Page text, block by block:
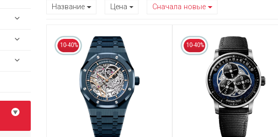
Название Цена Сначала новые
10-40% 10-40%